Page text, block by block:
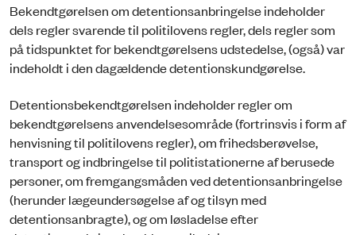
Bekendtgørelsen om detentionsanbringelse indeholder
dels regler svarende til politilovens regler, dels regler som
på tidspunktet for bekendtgørelsens udstedelse, (også) var
indeholdt i den dagældende detentionskundgørelse.
Detentionsbekendtgørelsen indeholder regler om
bekendtgørelsens anvendelsesområde (fortrinsvis i form af
henvisning til politilovens regler), om frihedsberøvelse,
transport og indbringelse til politistationerne af berusede
personer, om fremgangsmåden ved detentionsanbringelse
(herunder lægeundersøgelse af og tilsyn med
detentionsanbragte), og om løsladelse efter